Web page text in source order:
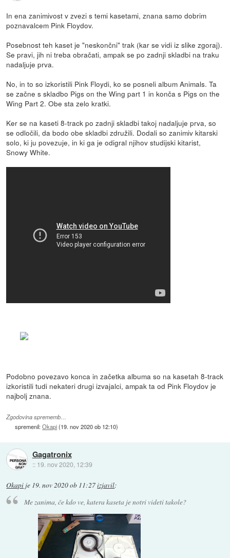
In ena zanimivost v zvezi s temi kasetami, znana samo dobrim
poznavalcem Pink Floydov.
Posebnost teh kaset je "neskončni" trak (kar se vidi iz slike zgoraj).
Se pravi, jih ni treba obračati, ampak se po zadnji skladbi na traku
nadaljuje prva.
No, in to so izkoristili Pink Floydi, ko se posneli album Animals. Ta
se začne s skladbo Pigs on the Wing part 1 in konča s Pigs on the
Wing Part 2. Obe sta zelo kratki.
Ker se na kaseti 8-track po zadnji skladbi takoj nadaljuje prva, so
se odločili, da bodo obe skladbi združili. Dodali so zanimiv kitarski
solo, ki ju povezuje, in ki ga je odigral njihov studijski kitarist,
Snowy White.
Podobno povezavo konca in začetka albuma so na kasetah 8-track
izkoristili tudi nekateri drugi izvajalci, ampak ta od Pink Floydov je
najbolj znana.
Zgodovina sprememb…
spremenil:Okapi(19. nov 2020 ob 12:10)
Gagatronix
:: 19. nov 2020, 12:39
Okapi je 19. nov 2020 ob 11:27izjavil:
Me zanima, če kdo ve, katera kaseta je notri videti takole?